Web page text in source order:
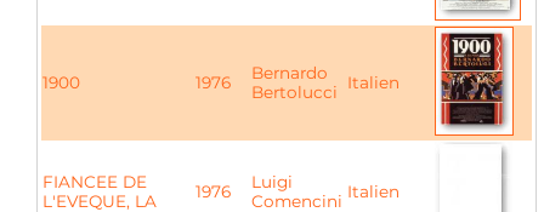
1900 1976
Bernardo
Bertolucci
Italien
FIANCEE DE
L'EVEQUE, LA
1976
Luigi
Comencini Italien